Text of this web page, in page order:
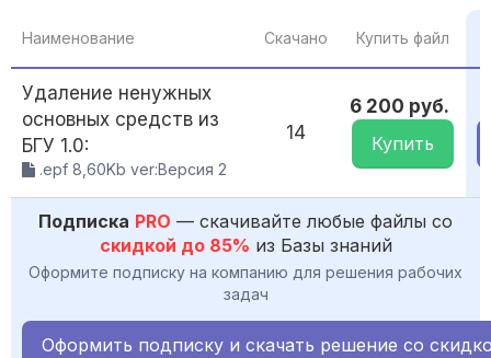
Наименование Скачано Купить файл
Удаление ненужных
основных средств из
БГУ 1.0:
.epf 8,60Kb ver:Версия 2
14
6 200 руб.
Купить
Подписка PRO — скачивайте любые файлы со
скидкой до 85% из Базы знаний
Оформите подписку на компанию для решения рабочих
задач
Оформить подписку и скачать решение со